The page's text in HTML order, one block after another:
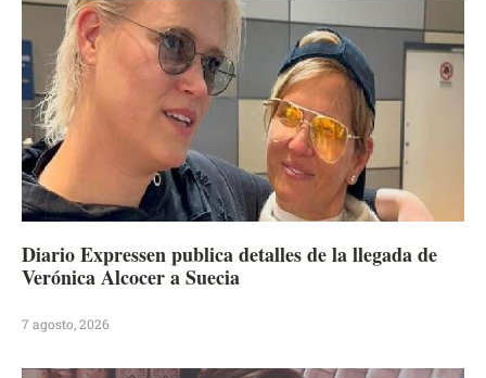
Diario Expressen publica detalles de la llegada de
Verónica Alcocer a Suecia
7 agosto, 2026